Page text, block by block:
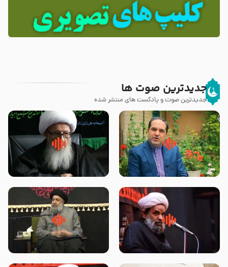
جدیدترین صوت ها
جدیدترین صوت و پادکست های منتشر شده
پیامبر صلی الله علیه وآله و سلم
فرمودند وای بر بچه های آخر
زوّار اربعین امام حسین (علیه
السلام) با این اشتیاق به زیارت
روضه جانسوز پاره های جگر امام
حسن مجتبی علیه السلام-حجت
لقب حضرت رقیه سلام الله علیها به
چه معناست – حجت الاسلام علوی